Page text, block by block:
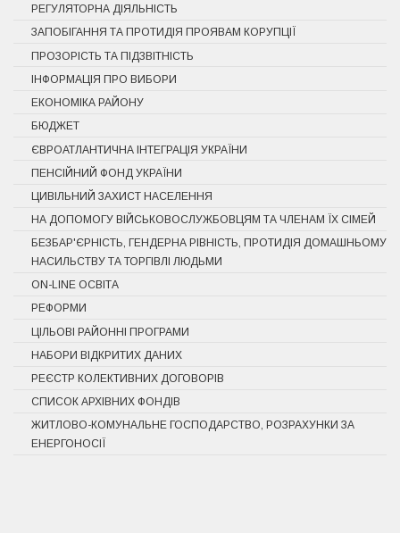
РЕГУЛЯТОРНА ДІЯЛЬНІСТЬ
ЗАПОБІГАННЯ ТА ПРОТИДІЯ ПРОЯВАМ КОРУПЦІЇ
ПРОЗОРІСТЬ ТА ПІДЗВІТНІСТЬ
ІНФОРМАЦІЯ ПРО ВИБОРИ
ЕКОНОМІКА РАЙОНУ
БЮДЖЕТ
ЄВРОАТЛАНТИЧНА ІНТЕГРАЦІЯ УКРАЇНИ
ПЕНСІЙНИЙ ФОНД УКРАЇНИ
ЦИВІЛЬНИЙ ЗАХИСТ НАСЕЛЕННЯ
НА ДОПОМОГУ ВІЙСЬКОВОСЛУЖБОВЦЯМ ТА ЧЛЕНАМ ЇХ СІМЕЙ
БЕЗБАР'ЄРНІСТЬ, ГЕНДЕРНА РІВНІСТЬ, ПРОТИДІЯ ДОМАШНЬОМУ
НАСИЛЬСТВУ ТА ТОРГІВЛІ ЛЮДЬМИ
ON-LINE ОСВІТА
РЕФОРМИ
ЦІЛЬОВІ РАЙОННІ ПРОГРАМИ
НАБОРИ ВІДКРИТИХ ДАНИХ
РЕЄСТР КОЛЕКТИВНИХ ДОГОВОРІВ
СПИСОК АРХІВНИХ ФОНДІВ
ЖИТЛОВО-КОМУНАЛЬНЕ ГОСПОДАРСТВО, РОЗРАХУНКИ ЗА
ЕНЕРГОНОСІЇ